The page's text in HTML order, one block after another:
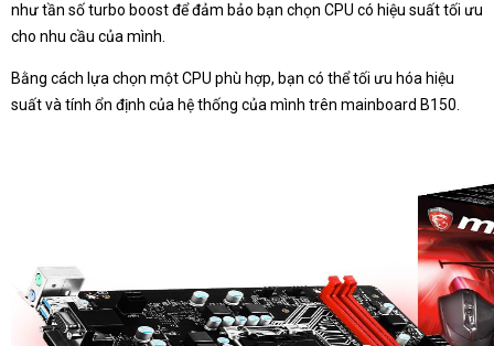
như tần số turbo boost để đảm bảo bạn chọn CPU có hiệu suất tối ưu
cho nhu cầu của mình.
Bằng cách lựa chọn một CPU phù hợp, bạn có thể tối ưu hóa hiệu
suất và tính ổn định của hệ thống của mình trên mainboard B150.